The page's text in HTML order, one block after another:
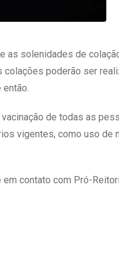
as solenidades de
poderão ser
de todas as
vigentes, como uso de
contato com Pró-